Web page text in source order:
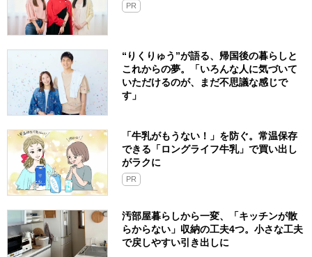
PR
“りくりゅう”が語る、帰国後の暮らしと
これからの夢。「いろんな人に気づいて
いただけるのが、まだ不思議な感じで
す」
「牛乳がもうない！」を防ぐ。常温保存
できる「ロングライフ牛乳」で買い出し
がラクに
PR
汚部屋暮らしから一変、「キッチンが散
らからない」収納の工夫4つ。小さな工夫
で戻しやすい引き出しに